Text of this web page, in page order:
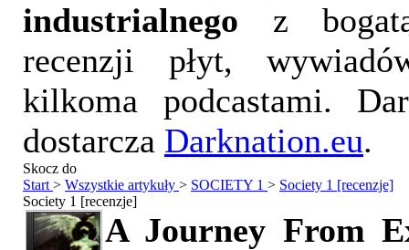
industrialnego z
recenzji płyt,
kilkoma podcastami.
dostarcza Darknation.eu.
Skocz do
Start > Wszystkie artykuły > SOCIETY 1 > Society 1 [recenzje]
Society 1 [recenzje]
A Journey From